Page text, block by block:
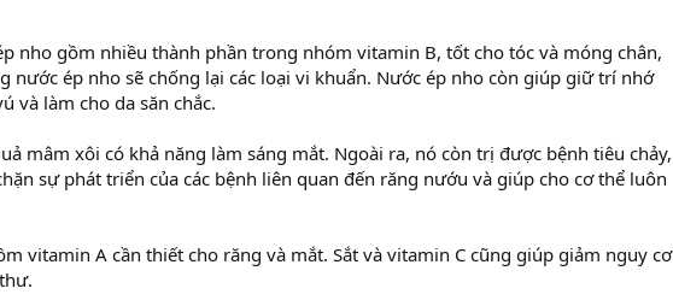
nho gồm nhiều thành phần trong nhóm vitamin B, tốt cho tóc và móng chân,
nước ép nho sẽ chống lại các loại vi khuẩn. Nước ép nho còn giúp giữ trí nhớ
và làm cho da săn chắc.
mâm xôi có khả năng làm sáng mắt. Ngoài ra, nó còn trị được bệnh tiêu chảy,
sự phát triển của các bệnh liên quan đến răng nướu và giúp cho cơ thể luôn
vitamin A cần thiết cho răng và mắt. Sắt và vitamin C cũng giúp giảm nguy cơ